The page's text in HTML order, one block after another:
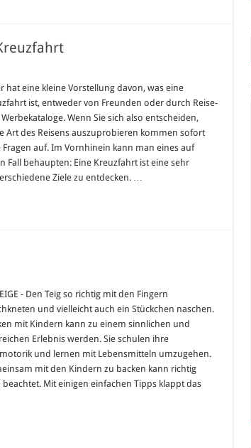
hat eine kleine Vorstellung davon, was eine
ist, entweder von Freunden oder durch Reise-
Wenn Sie sich also entscheiden,
Art des Reisens auszuprobieren kommen sofort
Fragen auf. Im Vornhinein kann man eines auf
Fall behaupten: Eine Kreuzfahrt ist eine sehr
Ziele zu entdecken. …
- Den Teig so richtig mit den Fingern
und vielleicht auch ein Stückchen naschen.
mit Kindern kann zu einem sinnlichen und
Erlebnis werden. Sie schulen ihre
und lernen mit Lebensmitteln umzugehen.
mit den Kindern zu backen kann richtig
Mit einigen einfachen Tipps klappt das